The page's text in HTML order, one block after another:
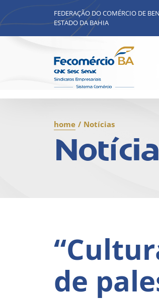
FEDERAÇÃO DO COMÉRCIO DE
ESTADO DA BAHIA
home / Notícias
de